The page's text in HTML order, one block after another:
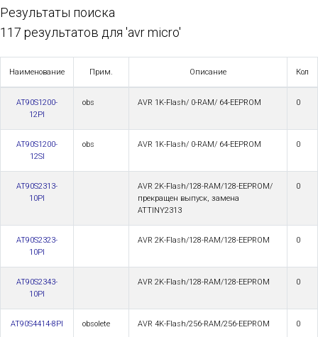
Результаты поиска
117 результатов для 'avr micro'
Наименование Прим. Описание Кол
AT90S1200-
12PI
obs AVR 1K-Flash/ 0-RAM/ 64-EEPROM 0
AT90S1200-
12SI
obs AVR 1K-Flash/ 0-RAM/ 64-EEPROM 0
AT90S2313-
10PI
AVR 2K-Flash/128-RAM/128-EEPROM/
прекращен выпуск, замена
ATTINY2313
0
AT90S2323-
10PI
AVR 2K-Flash/128-RAM/128-EEPROM 0
AT90S2343-
10PI
AVR 2K-Flash/128-RAM/128-EEPROM 0
AT90S4414-8PI obsolete AVR 4K-Flash/256-RAM/256-EEPROM 0